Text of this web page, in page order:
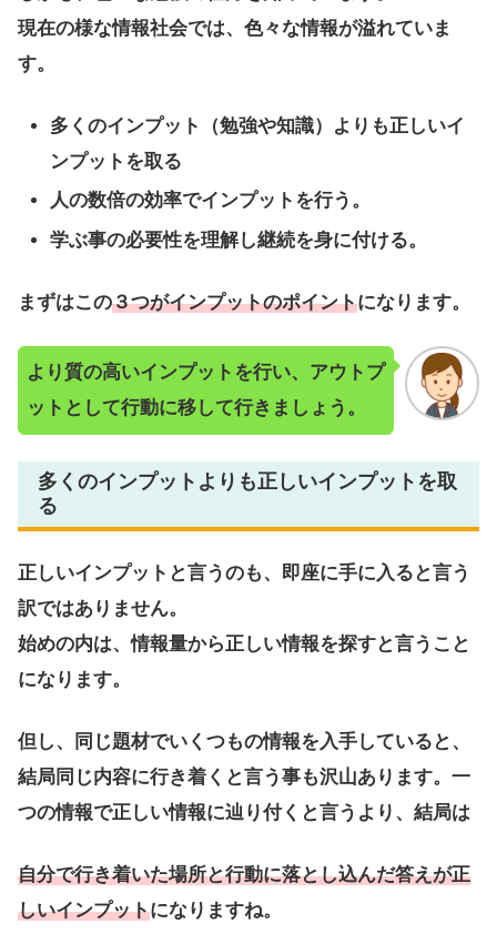
現在の様な情報社会では、色々な情報が溢れていま
す。
多くのインプット（勉強や知識）よりも正しいイ
ンプットを取る
人の数倍の効率でインプットを行う。
学ぶ事の必要性を理解し継続を身に付ける。
まずはこの３つがインプットのポイントになります。
より質の高いインプットを行い、アウトプ
ットとして行動に移して行きましょう。
多くのインプットよりも正しいインプットを取
る
正しいインプットと言うのも、即座に手に入ると言う
訳ではありません。
始めの内は、情報量から正しい情報を探すと言うこと
になります。
但し、同じ題材でいくつもの情報を入手していると、
結局同じ内容に行き着くと言う事も沢山あります。一
つの情報で正しい情報に辿り付くと言うより、結局は
自分で行き着いた場所と行動に落とし込んだ答えが正
しいインプットになりますね。